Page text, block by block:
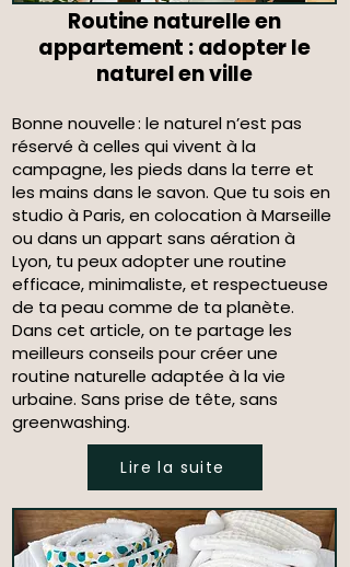
Routine naturelle en
appartement : adopter le
naturel en ville
Bonne nouvelle : le naturel n’est pas
réservé à celles qui vivent à la
campagne, les pieds dans la terre et
les mains dans le savon. Que tu sois en
studio à Paris, en colocation à Marseille
ou dans un appart sans aération à
Lyon, tu peux adopter une routine
efficace, minimaliste, et respectueuse
de ta peau comme de ta planète.
Dans cet article, on te partage les
meilleurs conseils pour créer une
routine naturelle adaptée à la vie
urbaine. Sans prise de tête, sans
greenwashing.
Lire la suite